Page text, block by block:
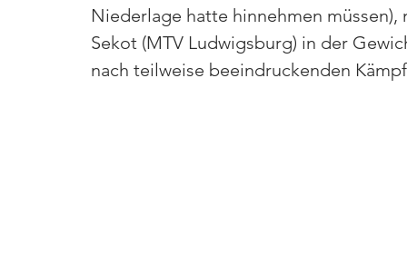
Niederlage hatte hinnehmen
Sekot (MTV Ludwigsburg) in der
nach teilweise beeindruckenden